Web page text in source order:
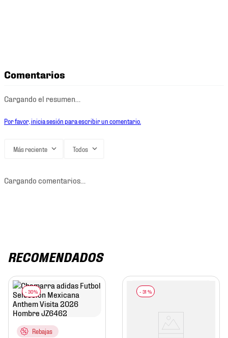
Comentarios
Cargando el resumen…
Por favor, inicia sesión para escribir un comentario.
Más reciente Todos
Cargando comentarios…
RECOMENDADOS
Rebajas
- 31 %